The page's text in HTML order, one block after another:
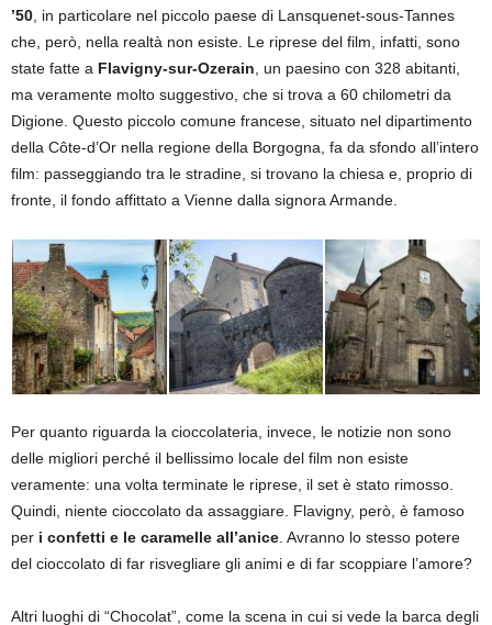
’50, in particolare nel piccolo paese di Lansquenet-sous-Tannes
che, però, nella realtà non esiste. Le riprese del film, infatti, sono
state fatte a Flavigny-sur-Ozerain, un paesino con 328 abitanti,
ma veramente molto suggestivo, che si trova a 60 chilometri da
Digione. Questo piccolo comune francese, situato nel dipartimento
della Côte-d’Or nella regione della Borgogna, fa da sfondo all’intero
film: passeggiando tra le stradine, si trovano la chiesa e, proprio di
fronte, il fondo affittato a Vienne dalla signora Armande.
Per quanto riguarda la cioccolateria, invece, le notizie non sono
delle migliori perché il bellissimo locale del film non esiste
veramente: una volta terminate le riprese, il set è stato rimosso.
Quindi, niente cioccolato da assaggiare. Flavigny, però, è famoso
per i confetti e le caramelle all’anice . Avranno lo stesso potere
del cioccolato di far risvegliare gli animi e di far scoppiare l’amore?
Altri luoghi di “Chocolat”, come la scena in cui si vede la barca degli